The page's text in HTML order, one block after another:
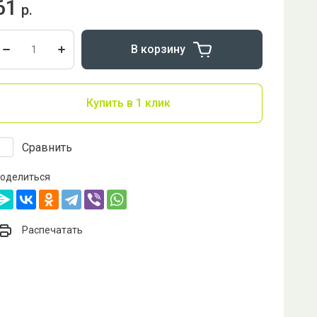
р.
В корзину
Купить в 1 клик
Сравнить
Распечатать